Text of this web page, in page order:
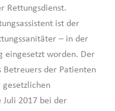
Rettungsdienst.
ist der
– in der
eingesetzt worden. Der
Betreuers der Patienten
Juli 2017 bei der